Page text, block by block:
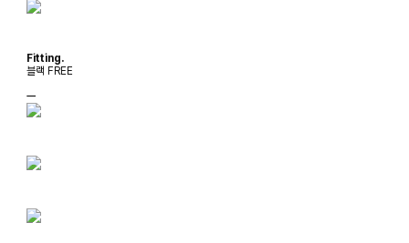
Fitting.
블랙 FREE
ㅡ